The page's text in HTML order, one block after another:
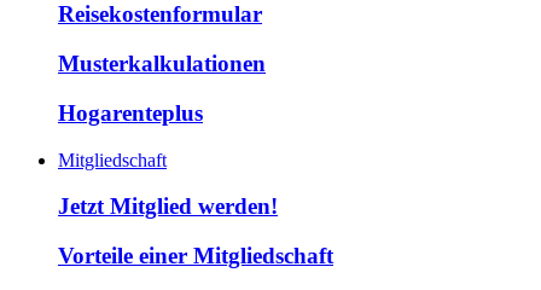
Reisekostenformular
Musterkalkulationen
Hogarenteplus
Mitgliedschaft
Jetzt Mitglied werden!
Vorteile einer Mitgliedschaft